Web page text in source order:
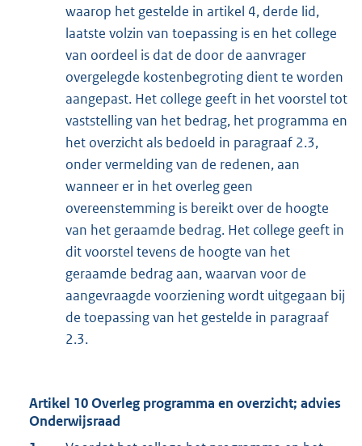
waarop het gestelde in artikel 4, derde lid,
laatste volzin van toepassing is en het college
van oordeel is dat de door de aanvrager
overgelegde kostenbegroting dient te worden
aangepast. Het college geeft in het voorstel tot
vaststelling van het bedrag, het programma en
het overzicht als bedoeld in paragraaf 2.3,
onder vermelding van de redenen, aan
wanneer er in het overleg geen
overeenstemming is bereikt over de hoogte
van het geraamde bedrag. Het college geeft in
dit voorstel tevens de hoogte van het
geraamde bedrag aan, waarvan voor de
aangevraagde voorziening wordt uitgegaan bij
de toepassing van het gestelde in paragraaf
2.3.
Artikel 10 Overleg programma en overzicht; advies
Onderwijsraad